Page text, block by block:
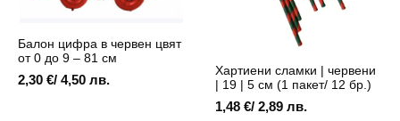
Балон цифра в червен цвят
от 0 до 9 – 81 см
2,30 €/ 4,50 лв.
Хартиени сламки | червени
| 19 | 5 см (1 пакет/ 12 бр.)
1,48 €/ 2,89 лв.